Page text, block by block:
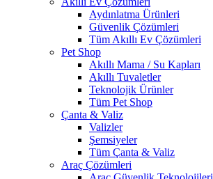
Aydınlatma Ürünleri
Güvenlik Çözümleri
Tüm Akıllı Ev Çözümleri
Pet Shop
Akıllı Mama / Su Kapları
Akıllı Tuvaletler
Teknolojik Ürünler
Tüm Pet Shop
Çanta & Valiz
Valizler
Şemsiyeler
Tüm Çanta & Valiz
Araç Çözümleri